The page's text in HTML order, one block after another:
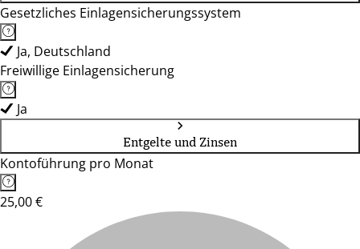
Gesetzliches Einlagensicherungssystem
Ja, Deutschland
Freiwillige Einlagensicherung
Ja
Entgelte und Zinsen
Kontoführung pro Monat
25,00 €